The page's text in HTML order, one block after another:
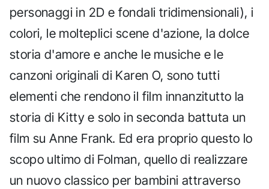
personaggi in 2D e fondali tridimensionali), i
colori, le molteplici scene d'azione, la dolce
storia d'amore e anche le musiche e le
canzoni originali di Karen O, sono tutti
elementi che rendono il film innanzitutto la
storia di Kitty e solo in seconda battuta un
film su Anne Frank. Ed era proprio questo lo
scopo ultimo di Folman, quello di realizzare
un nuovo classico per bambini attraverso